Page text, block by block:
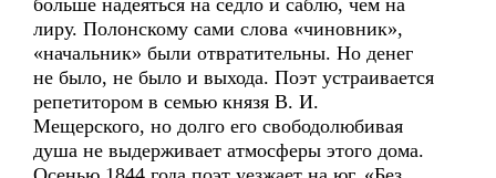
больше надеяться на седло и саблю, чем на
лиру. Полонскому сами слова «чиновник»,
«начальник» были отвратительны. Но денег
не было, не было и выхода. Поэт устраивается
репетитором в семью князя В. И.
Мещерского, но долго его свободолюбивая
душа не выдерживает атмосферы этого дома.